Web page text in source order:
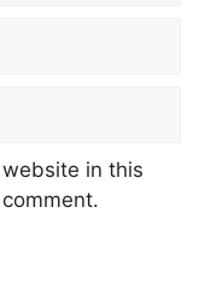
in this